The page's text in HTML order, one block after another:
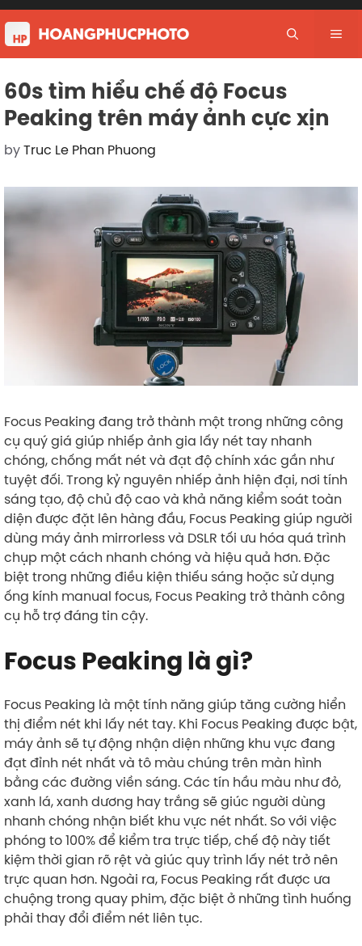
Skip
to
content
60s tìm hiểu chế độ Focus
Peaking trên máy ảnh cực xịn
byTruc Le Phan Phuong
Focus Peaking đang trở thành một trong những công
cụ quý giá giúp nhiếp ảnh gia lấy nét tay nhanh
chóng, chống mất nét và đạt độ chính xác gần như
tuyệt đối. Trong kỷ nguyên nhiếp ảnh hiện đại, nơi tính
sáng tạo, độ chủ độ cao và khả năng kiểm soát toàn
diện được đặt lên hàng đầu, Focus Peaking giúp người
dùng máy ảnh mirrorless và DSLR tối ưu hóa quá trình
chụp một cách nhanh chóng và hiệu quả hơn. Đặc
biệt trong những điều kiện thiếu sáng hoặc sử dụng
ống kính manual focus, Focus Peaking trở thành công
cụ hỗ trợ đáng tin cậy.
Focus Peaking là gì?
Focus Peaking là một tính năng giúp tăng cường hiển
thị điểm nét khi lấy nét tay. Khi Focus Peaking được bật,
máy ảnh sẽ tự động nhận diện những khu vực đang
đạt đỉnh nét nhất và tô màu chúng trên màn hình
bằng các đường viền sáng. Các tín hầu màu như đỏ,
xanh lá, xanh dương hay trắng sẽ giúc người dùng
nhanh chóng nhận biết khu vực nét nhất. So với việc
phóng to 100% để kiểm tra trực tiếp, chế độ này tiết
kiệm thời gian rõ rệt và giúc quy trình lấy nét trở nên
trực quan hơn. Ngoài ra, Focus Peaking rất được ưa
chuộng trong quay phim, đặc biệt ở những tình huống
phải thay đổi điểm nét liên tục.